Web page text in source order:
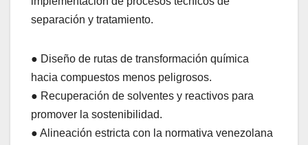
separación y tratamiento.
● Diseño de rutas de transformación química
hacia compuestos menos peligrosos.
● Recuperación de solventes y reactivos para
promover la sostenibilidad.
● Alineación estricta con la normativa venezolana